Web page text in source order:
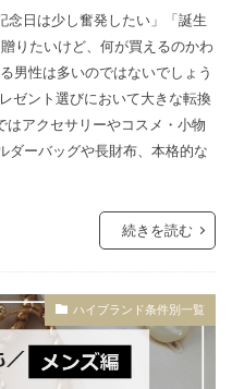
日は少し奮発したい」「誕生
りたいけど、何が買えるのかわ
男性は多いのではないでしょう
ゼント選びにおいて大きな転換
はアクセサリーやコスメ・小物
ダーバッグや長財布、本格的な
続きを読む
ハイブランド条件別一覧